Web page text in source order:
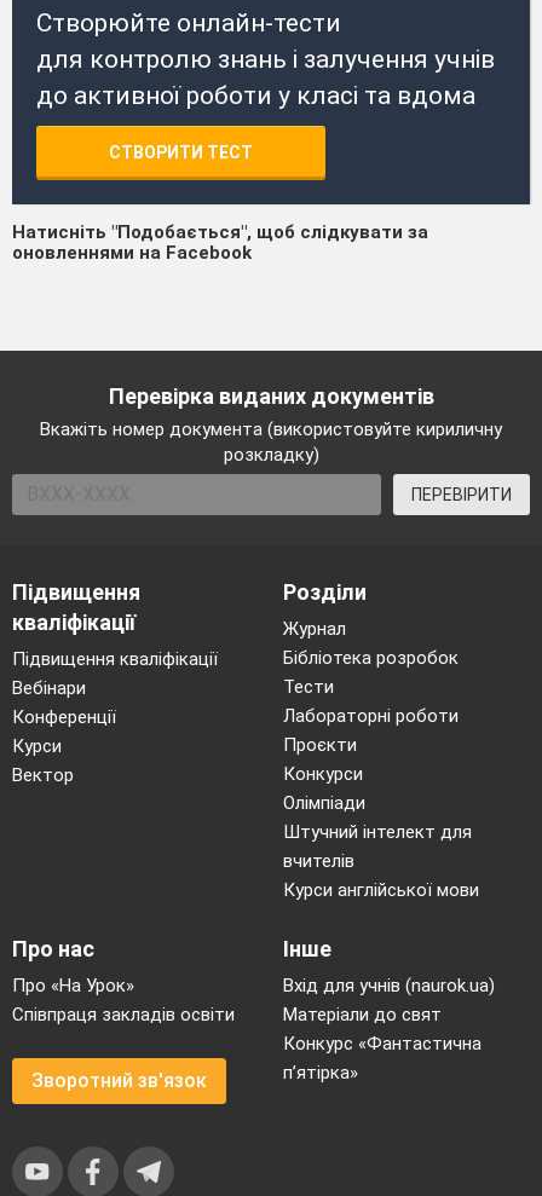
Створюйте онлайн-тести
для контролю знань і залучення учнів
до активної роботи у класі та вдома
СТВОРИТИ ТЕСТ
Натисніть "Подобається", щоб слідкувати за
оновленнями на Facebook
Перевірка виданих документів
Вкажіть номер документа (використовуйте кириличну
розкладку)
ПЕРЕВІРИТИ
Підвищення
кваліфікації
Підвищення кваліфікації
Вебінари
Конференції
Курси
Вектор
Розділи
Журнал
Бібліотека розробок
Тести
Лабораторні роботи
Проєкти
Конкурси
Олімпіади
Штучний інтелект для
вчителів
Курси англійської мови
Про нас
Про «На Урок»
Співпраця закладів освіти
Зворотний зв'язок
Інше
Вхід для учнів (naurok.ua)
Матеріали до свят
Конкурс «Фантастична
п’ятірка»